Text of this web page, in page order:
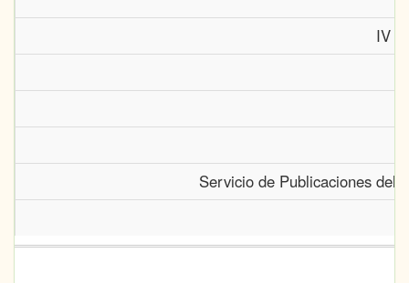
IV
Servicio de Publicaciones del